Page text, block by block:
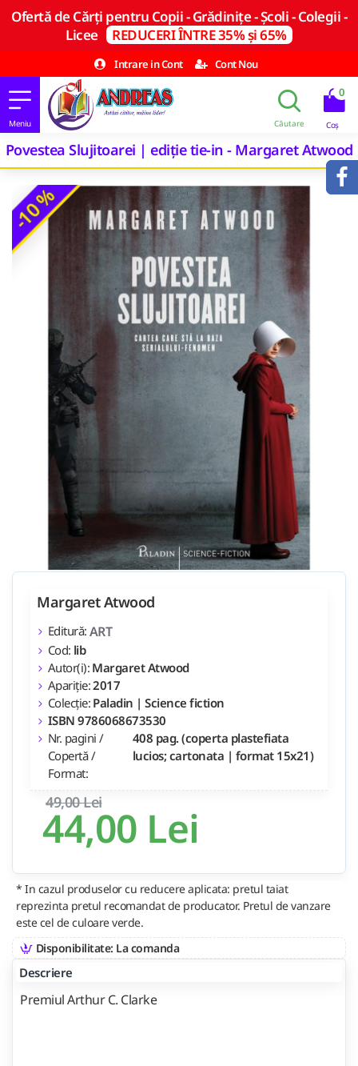
Ofertă de Cărți pentru Copii - Grădinițe - Școli - Colegii -
Licee REDUCERI ÎNTRE 35% și 65%
Intrare in Cont
Cont Nou
0
Povestea Slujitoarei | ediție tie-in - Margaret Atwood
-10 %
44,00 Lei
49,00 Lei
Margaret Atwood
Editură: ART
Cod: lib
Autor(i): Margaret Atwood
Apariție:2017
Colecție: Paladin | Science fiction
ISBN 9786068673530
Nr. pagini /
Copertă /
Format:
408 pag. (coperta plastefiata
lucios; cartonata | format 15x21)
* In cazul produselor cu reducere aplicata: pretul taiat
reprezinta pretul recomandat de producator. Pretul de vanzare
este cel de culoare verde.
Disponibilitate: La comanda
Descriere
Premiul Arthur C. Clarke